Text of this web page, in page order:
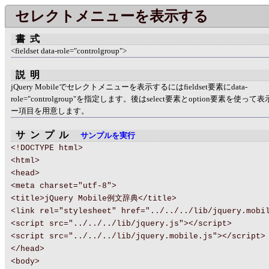
セレクトメニューを表示する
書式
<fieldset data-role="controlgroup">
説明
jQuery Mobileでセレクトメニューを表示するにはfieldset要素にdata-
role="controlgroup"を指定します。後はselect要素とoption要素を使って表
ー項目を用意します。
サンプル サンプルを実行
<!DOCTYPE html>
<html>
<head>
<meta charset="utf-8">
<title>jQuery Mobile例文辞典</title>
<link rel="stylesheet" href="../../../lib/
<script src="../../../lib/jquery.js"></script>
<script src="../../../lib/jquery.mobile.js"></script>
</head>
<body>